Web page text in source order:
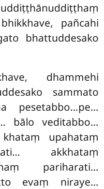
pañcahi
bhattuddesako
dhammehi
sammato
pesetabbo…pe…
bālo veditabbo…
upahataṃ
akkhataṃ
pariharati…
evaṃ niraye…